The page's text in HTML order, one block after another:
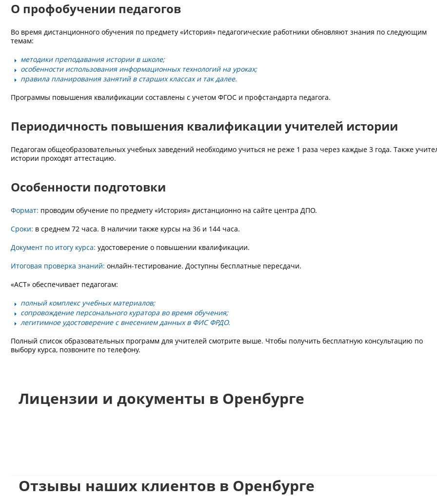
О профобучении педагогов
Во время дистанционного обучения по предмету «История» педагогические работники обновляют знания по следующим
темам:
методики преподавания истории в школе;
особенности использования информационных технологий на уроках;
правила планирования занятий в старших классах и так далее.
Программы повышения квалификации составлены с учетом ФГОС и профстандарта педагога.
Периодичность повышения квалификации учителей истории
Педагогам общеобразовательных учебных заведений необходимо учиться не реже 1 раза через каждые 3 года. Также
истории проходят аттестацию.
Особенности подготовки
Формат: проводим обучение по предмету «История» дистанционно на сайте центра ДПО.
Сроки: в среднем 72 часа. В наличии также курсы на 36 и 144 часа.
Документ по итогу курса: удостоверение о повышении квалификации.
Итоговая проверка знаний: онлайн-тестирование. Доступны бесплатные пересдачи.
«АСТ» обеспечивает педагогам:
полный комплекс учебных материалов;
сопровождение персонального куратора во время обучения;
легитимное удостоверение с внесением данных в ФИС ФРДО.
Полный список образовательных программ для учителей смотрите выше. Чтобы получить бесплатную консультацию по
выбору курса, позвоните по телефону.
Лицензии и документы в Оренбурге
Отзывы наших клиентов в Оренбурге